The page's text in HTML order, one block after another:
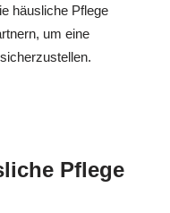
häusliche Pflege
um eine
Pflege